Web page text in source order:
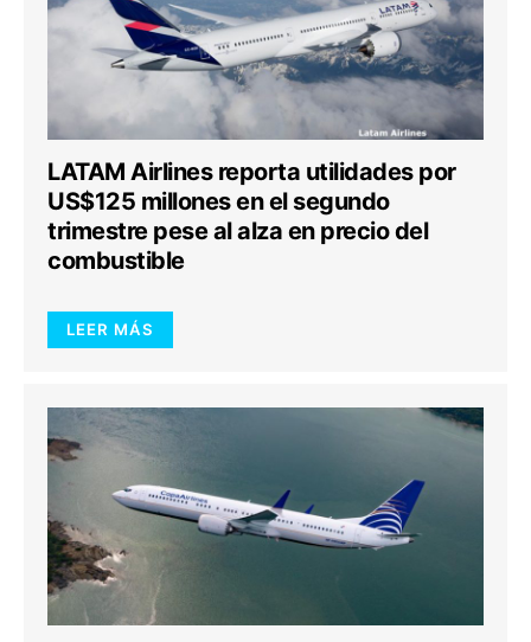
LATAM Airlines reporta utilidades por
US$125 millones en el segundo
trimestre pese al alza en precio del
combustible
LEER MÁS